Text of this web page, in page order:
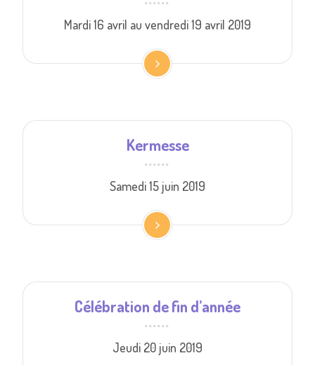
Mardi 16 avril au vendredi 19 avril 2019
Kermesse
Samedi 15 juin 2019
Célébration de fin d’année
Jeudi 20 juin 2019